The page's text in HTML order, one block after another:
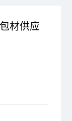
材供应